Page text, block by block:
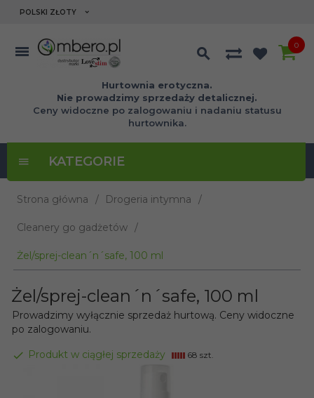
currency_h
POLSKI ZŁOTY
Hurtownia erotyczna.
Nie prowadzimy sprzedaży detalicznej.
Ceny widoczne po zalogowaniu i nadaniu statusu
hurtownika.
0
KATEGORIE
Strona główna Drogeria intymna
Cleanery go gadżetów
Żel/sprej-clean´n´safe, 100 ml
Żel/sprej-clean´n´safe, 100 ml
Prowadzimy wyłącznie sprzedaż hurtową. Ceny widoczne
po zalogowaniu.
Produkt w ciągłej sprzedaży 68 szt.